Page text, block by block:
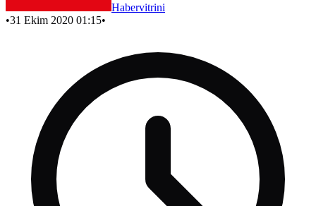
Habervitrini
•31 Ekim 2020 01:15•